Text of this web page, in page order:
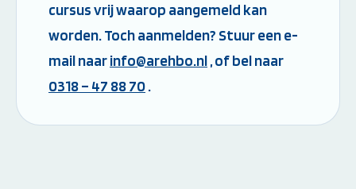
cursus vrij waarop aangemeld kan
worden. Toch aanmelden? Stuur een e-
mail naarinfo@arehbo.nl, of bel naar
0318 – 47 88 70.